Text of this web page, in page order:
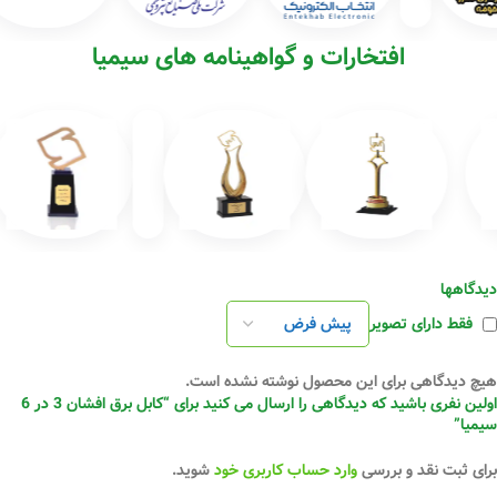
افتخارات و گواهینامه های سیمیا
دیدگاهها
فقط دارای تصویر
هیچ دیدگاهی برای این محصول نوشته نشده است.
اولین نفری باشید که دیدگاهی را ارسال می کنید برای “کابل برق افشان 3 در 6
سیمیا”
برای ثبت نقد و بررسیوارد حساب کاربری خودشوید.